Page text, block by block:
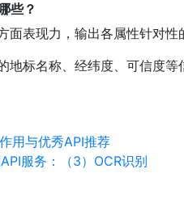
些？
面表现力，输出各属性针对性
地标名称、经纬度、可信度等
用与优秀API推荐
服务：（3）OCR识别